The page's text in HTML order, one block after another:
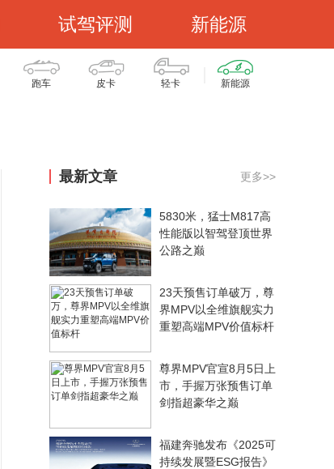
试驾评测 新能源
跑车 皮卡 轻卡 新能源
最新文章 更多>>
5830米，猛士M817高
性能版以智驾登顶世界
公路之巅
23天预售订单破万，尊
界MPV以全维旗舰实力
重塑高端MPV价值标杆
尊界MPV官宣8月5日上
市，手握万张预售订单
剑指超豪华之巅
福建奔驰发布《2025可
持续发展暨ESG报告》